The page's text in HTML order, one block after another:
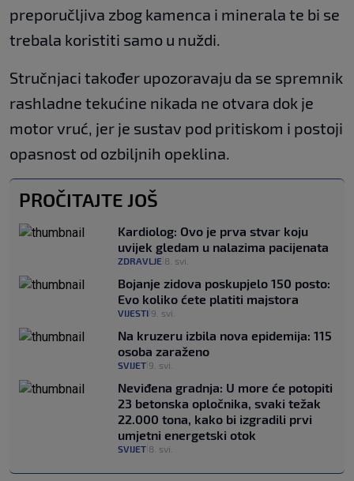
preporučljiva zbog kamenca i minerala te bi se
trebala koristiti samo u nuždi.
Stručnjaci također upozoravaju da se spremnik
rashladne tekućine nikada ne otvara dok je
motor vruć, jer je sustav pod pritiskom i postoji
opasnost od ozbiljnih opeklina.
PROČITAJTE JOŠ
Kardiolog: Ovo je prva stvar koju
uvijek gledam u nalazima pacijenata
ZDRAVLJE 8. svi.
Bojanje zidova poskupjelo 150 posto:
Evo koliko ćete platiti majstora
VIJESTI 9. svi.
Na kruzeru izbila nova epidemija: 115
osoba zaraženo
SVIJET 9. svi.
Neviđena gradnja: U more će potopiti
23 betonska opločnika, svaki težak
22.000 tona, kako bi izgradili prvi
umjetni energetski otok
SVIJET 8. svi.